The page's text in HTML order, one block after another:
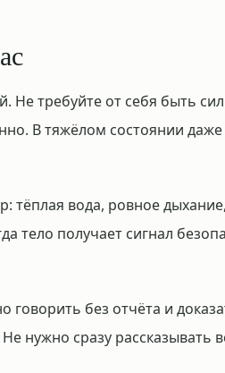
Не требуйте от себя быть
В тяжёлом состоянии
тёплая вода, ровное
тело получает сигнал
без отчёта и
нужно сразу рассказывать